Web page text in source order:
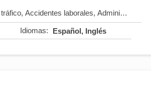
, Accidentes laborales, Administrativo
Idiomas: Español, Inglés